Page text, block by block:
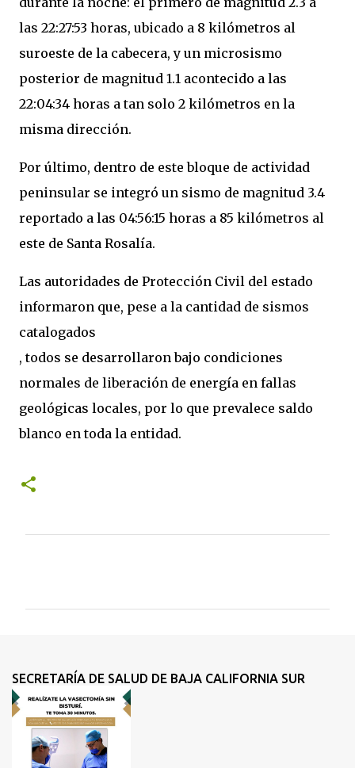
las 22:27:53 horas, ubicado a 8 kilómetros al
suroeste de la cabecera, y un microsismo
posterior de magnitud 1.1 acontecido a las
22:04:34 horas a tan solo 2 kilómetros en la
misma dirección.
Por último, dentro de este bloque de actividad
peninsular se integró un sismo de magnitud 3.4
reportado a las 04:56:15 horas a 85 kilómetros al
este de Santa Rosalía.
Las autoridades de Protección Civil del estado
informaron que, pese a la cantidad de sismos
catalogados
, todos se desarrollaron bajo condiciones
normales de liberación de energía en fallas
geológicas locales, por lo que prevalece saldo
blanco en toda la entidad.
t
a
r
o
SECRETARÍA DE SALUD DE BAJA CALIFORNIA SUR